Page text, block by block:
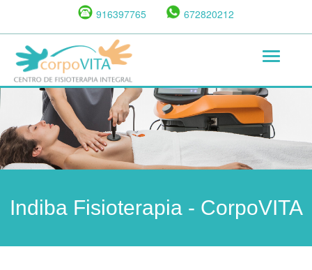
contenido
principal
916397765 672820212
Toggle
Indiba Fisioterapia - CorpoVITA